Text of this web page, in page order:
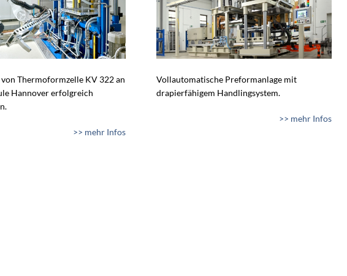
Thermoformzelle KV 322 an
Hannover erfolgreich
>> mehr Infos
Vollautomatische Preformanlage mit
drapierfähigem Handlingsystem.
>> mehr Infos